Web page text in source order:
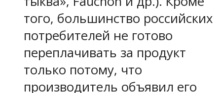
того, большинство российских
потребителей не готово
переплачивать за продукт
только потому, что
производитель объявил его